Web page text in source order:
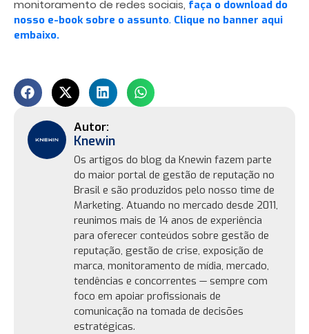
monitoramento de redes sociais, faça o download do
nosso e-book sobre o assunto. Clique no banner aqui
embaixo.
Knewin
Os artigos do blog da Knewin fazem parte
do maior portal de gestão de reputação no
Brasil e são produzidos pelo nosso time de
Marketing. Atuando no mercado desde 2011,
reunimos mais de 14 anos de experiência
para oferecer conteúdos sobre gestão de
reputação, gestão de crise, exposição de
marca, monitoramento de mídia, mercado,
tendências e concorrentes — sempre com
foco em apoiar profissionais de
comunicação na tomada de decisões
estratégicas.